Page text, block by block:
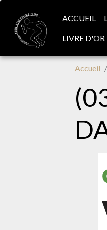
ACCUEIL
LIVRE D'OR
Accueil